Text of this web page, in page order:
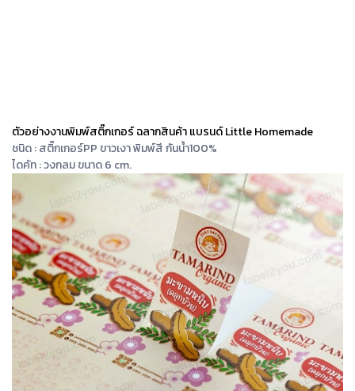
ตัวอย่างงานพิมพ์สติ๊กเกอร์ ฉลากสินค้า แบรนด์ Little Homemade
ชนิด : สติ๊กเกอร์PP ขาวเงา พิมพ์สี กันน้ำ100%
ไดคัท : วงกลม ขนาด 6 cm.